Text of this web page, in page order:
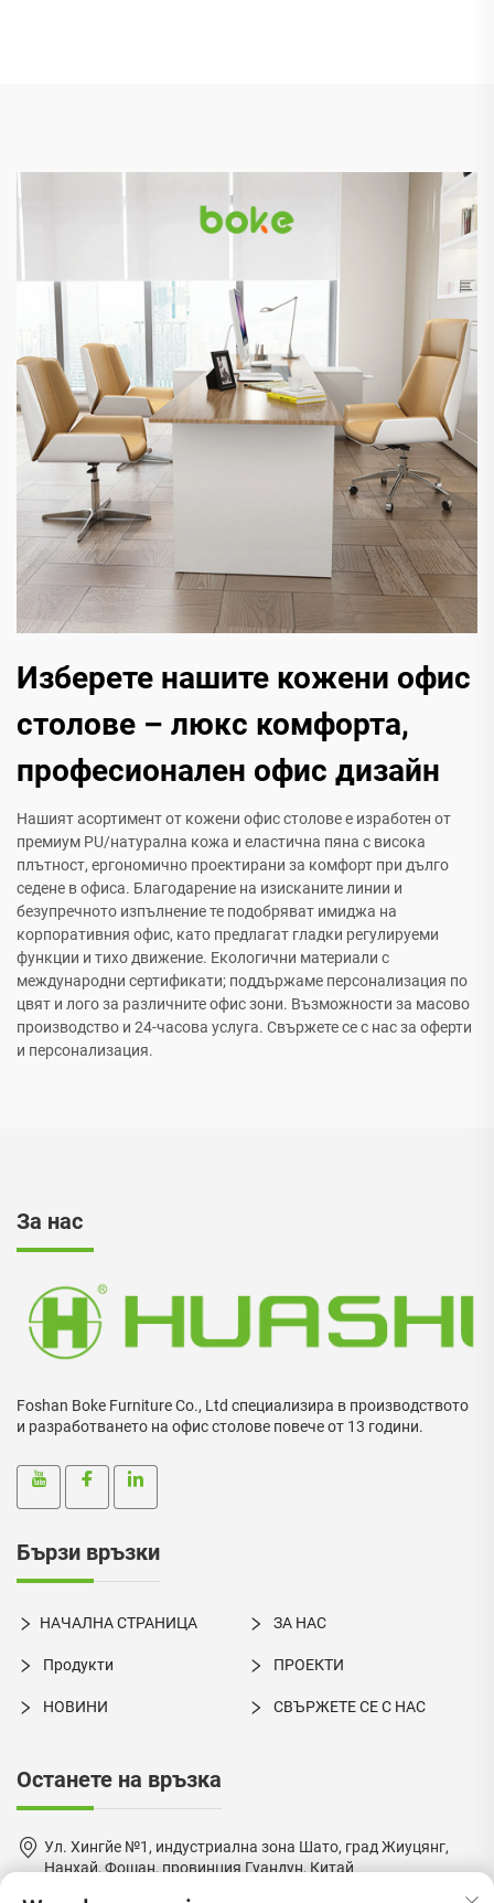
Изберете нашите кожени офис
столове – люкс комфорта,
професионален офис дизайн
Нашият асортимент от кожени офис столове е изработен от
премиум PU/натурална кожа и еластична пяна с висока
плътност, ергономично проектирани за комфорт при дълго
седене в офиса. Благодарение на изисканите линии и
безупречното изпълнение те подобряват имиджа на
корпоративния офис, като предлагат гладки регулируеми
функции и тихо движение. Екологични материали с
международни сертификати; поддържаме персонализация по
цвят и лого за различните офис зони. Възможности за масово
производство и 24-часова услуга. Свържете се с нас за оферти
и персонализация.
За нас
Foshan Boke Furniture Co., Ltd специализира в производството
и разработването на офис столове повече от 13 години.
Бързи връзки
НАЧАЛНА СТРАНИЦА ЗА НАС
Продукти ПРОЕКТИ
НОВИНИ СВЪРЖЕТЕ СЕ С НАС
Останете на връзка
Ул. Хингйе №1, индустриална зона Шато, град Жиуцянг,
Нанхай, Фошан, провинция Гуандун, Китай